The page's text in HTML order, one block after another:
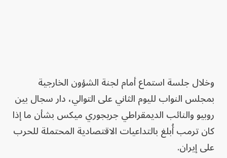
وخلال جلسة استماع أمام لجنة الشؤون الخارجية
بمجلس النواب لليوم الثاني على التوالي، دار سجال بين
روبيو والنائب الديمقراطي جريجوري ميكس بشأن ما إذا
كان ترمب أُبلغ بالتداعيات الاقتصادية المحتملة للحرب
على إيران.